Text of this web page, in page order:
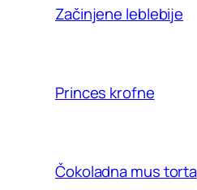
Začinjene leblebije
Princes krofne
Čokoladna mus torta